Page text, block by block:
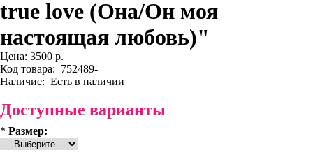
true love (Она/Он моя
настоящая любовь)"
Цена: 3500 р.
Код товара: 752489-
Наличие: Есть в наличии
Доступные варианты
* Размер: